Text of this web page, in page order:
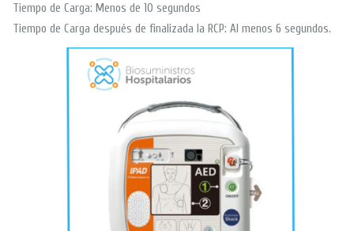
Tiempo de Carga: Menos de 10 segundos
Tiempo de Carga después de finalizada la RCP: Al menos 6 segundos.